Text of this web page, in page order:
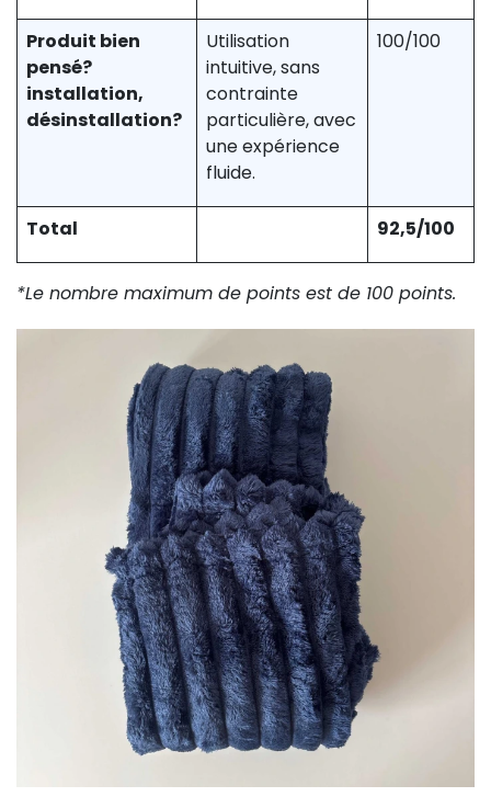
Produit bien
pensé?
installation,
désinstallation?
Utilisation
intuitive, sans
contrainte
particulière, avec
une expérience
fluide.
100/100
Total 92,5/100
*Le nombre maximum de points est de 100 points.